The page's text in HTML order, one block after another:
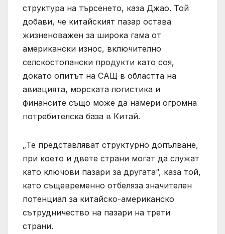
структура на търсенето, каза Джао. Той
добави, че китайският пазар остава
жизненоважен за широка гама от
американски износ, включително
селскостопански продукти като соя,
докато опитът на САЩ в областта на
авиацията, морската логистика и
финансите също може да намери огромна
потребителска база в Китай.
„Те представляват структурно допълване,
при което и двете страни могат да служат
като ключови пазари за другата“, каза той,
като същевременно отбеляза значителен
потенциал за китайско-американско
сътрудничество на пазари на трети
страни.